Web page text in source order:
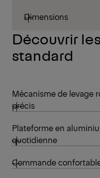
Dimensions
Découvrir
standard
Mécanisme de levage
précis
Plateforme en
quotidienne
Commande